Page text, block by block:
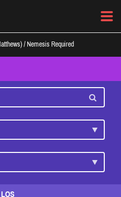
/ Nemesis Required
LOS